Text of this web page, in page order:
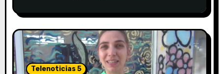
Telenoticias 5